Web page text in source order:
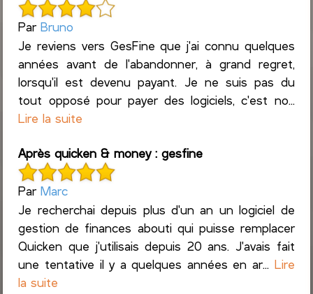
ParBruno
Je reviens vers GesFine que j'ai connu quelques
années avant de l'abandonner, à grand regret,
lorsqu'il est devenu payant. Je ne suis pas du
tout opposé pour payer des logiciels, c'est no...
Lire la suite
Après quicken & money : gesfine
ParMarc
Je recherchai depuis plus d'un an un logiciel de
gestion de finances abouti qui puisse remplacer
Quicken que j'utilisais depuis 20 ans. J'avais fait
une tentative il y a quelques années en ar... Lire
la suite